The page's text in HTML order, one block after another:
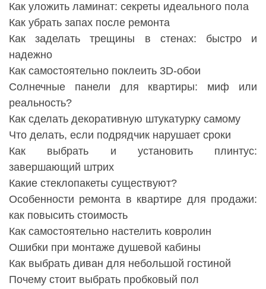
Как уложить ламинат: секреты идеального пола
Как убрать запах после ремонта
Как заделать трещины в стенах: быстро и
надежно
Как самостоятельно поклеить 3D-обои
Солнечные панели для квартиры: миф или
реальность?
Как сделать декоративную штукатурку самому
Что делать, если подрядчик нарушает сроки
Как выбрать и установить плинтус:
завершающий штрих
Какие стеклопакеты существуют?
Особенности ремонта в квартире для продажи:
как повысить стоимость
Как самостоятельно настелить ковролин
Ошибки при монтаже душевой кабины
Как выбрать диван для небольшой гостиной
Почему стоит выбрать пробковый пол